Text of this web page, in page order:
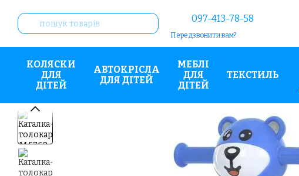
097-413-78-58
Передзвонити вам?
КОЛЯСКИ
ДЛЯ
ДІТЕЙ
АВТОКРІСЛА
ДЛЯ ДІТЕЙ
МЕБЛІ
ДЛЯ
ДІТЕЙ
ТЕКСТИЛЬ